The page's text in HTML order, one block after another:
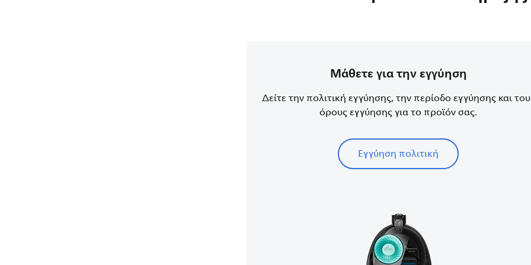
Μάθετε για την εγγύηση
Δείτε την πολιτική εγγύησης, την περίοδο εγγύησης και
όρους εγγύησης για το προϊόν σας.
Εγγύηση πολιτική